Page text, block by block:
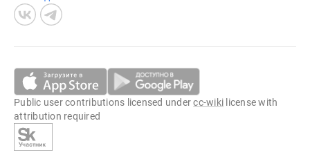
Public user contributions licensed undercc-wiki license with
attribution required